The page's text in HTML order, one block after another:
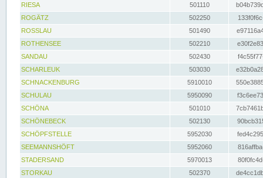
RIESA
501110
ROGÄTZ
502250
ROSSLAU
501490
ROTHENSEE
502210
SANDAU
502430
SCHARLEUK
503030
SCHNACKENBURG
5910010
SCHULAU
5950090
SCHÖNA
501010
SCHÖNEBECK
502130
SCHÖPFSTELLE
5952030
SEEMANNSHÖFT
5952060
STADERSAND
5970013
STORKAU
502370